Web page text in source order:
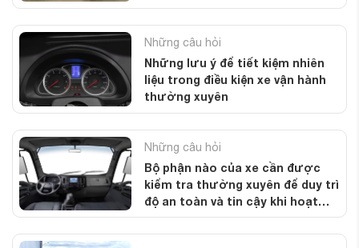
Những câu hỏi
Những lưu ý để tiết kiệm nhiên
liệu trong điều kiện xe vận hành
thường xuyên
Những câu hỏi
Bộ phận nào của xe cần được
kiểm tra thường xuyên để duy trì
độ an toàn và tin cậy khi hoạt
động?